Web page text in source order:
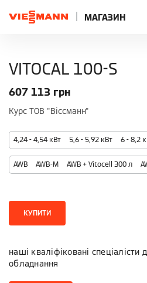
МАГАЗИН
VITOCAL 100-S
607 113 грн
Курс ТОВ "Віссманн"
4,24 - 4,54 кВт 5,6 - 5,92 кВт 6 - 8,2
AWB AWB-M AWB + Vitocell 300 л
КУПИТИ
наші кваліфіковані
обладнання